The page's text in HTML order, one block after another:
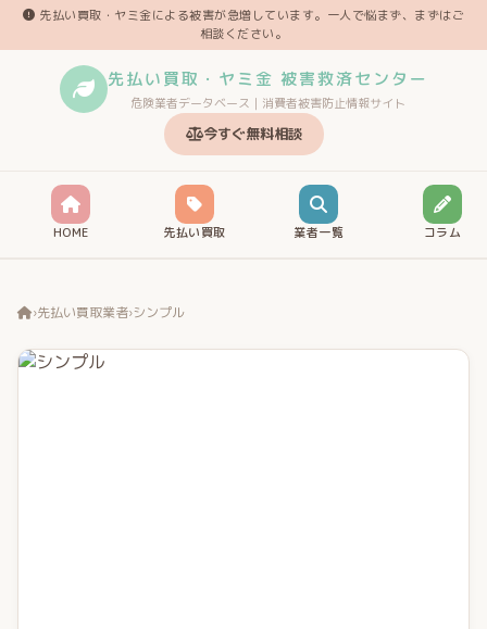
先払い買取・ヤミ金による被害が急増しています。一人で悩まず、まずはご
相談ください。
先払い買取・ヤミ金 被害救済センター
危険業者データベース｜消費者被害防止情報サイト
今すぐ無料相談
HOME 先払い買取 業者一覧 コラム
›先払い買取業者›シンプル